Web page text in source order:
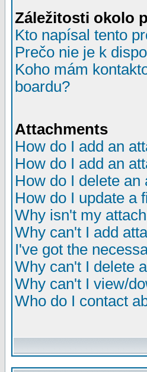
Záležitosti okolo
Kto napísal tento
Prečo nie je k
Koho mám
boardu?
Attachments
How do I add an
How do I add an
How do I delete an
How do I update a
Why isn't my
Why can't I add
I've got the
Why can't I delete
Why can't I view/
Who do I contact